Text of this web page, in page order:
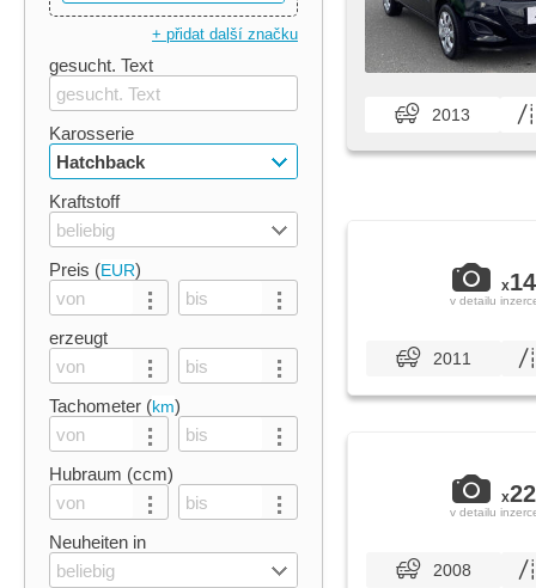
+ přidat další značku
gesucht. Text
Karosserie
Hatchback
Kraftstoff
beliebig
Preis (EUR)
erzeugt
Tachometer (km)
Hubraum (ccm)
Neuheiten in
beliebig
2013
x14
v detailu
2011
x22
v detailu
2008